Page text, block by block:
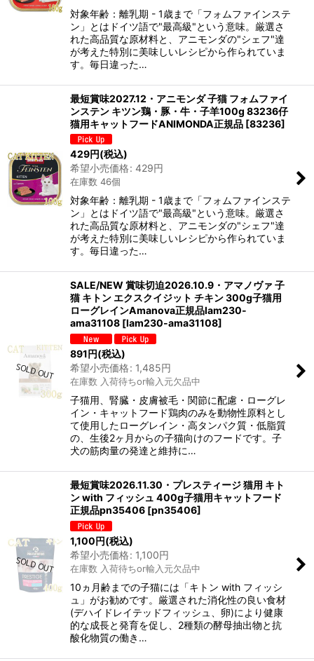
対象年齢：離乳期 - 1歳まで「フォムファインステ
ン」とはドイツ語で"最高級"という意味。厳選さ
れた高品質な原材料と、アニモンダの"シェフ"達
が考えた特別に美味しいレシピから作られていま
す。毎日違った…
最短賞味2027.12・アニモンダ 子猫 フォムファイ
ンステン キツン鶏・豚・牛・子羊100g 83236仔
猫用キャットフードANIMONDA正規品 [83236]
429円(税込)
希望小売価格: 429円
在庫数 46個
対象年齢：離乳期 - 1歳まで「フォムファインステ
ン」とはドイツ語で"最高級"という意味。厳選さ
れた高品質な原材料と、アニモンダの"シェフ"達
が考えた特別に美味しいレシピから作られていま
す。毎日違った…
SALE/NEW 賞味切迫2026.10.9・アマノヴァ 子
猫 キトン エクスクイジット チキン 300g子猫用
ローグレインAmanova正規品lam230-
ama31108 [lam230-ama31108]
891円(税込)
希望小売価格: 1,485円
在庫数 入荷待ちor輸入元欠品中
子猫用、腎臓・皮膚被毛・関節に配慮・ローグレ
イン・キャットフード鶏肉のみを動物性原料とし
て使用したローグレイン・高タンパク質・低脂質
の、生後2ヶ月からの子猫向けのフードです。子
犬の筋肉量の発達と維持に…
最短賞味2026.11.30・プレスティージ 猫用 キト
ン with フィッシュ 400g子猫用キャットフード
正規品pn35406 [pn35406]
1,100円(税込)
希望小売価格: 1,100円
在庫数 入荷待ちor輸入元欠品中
10ヵ月齢までの子猫には「キトン with フィッシ
ュ」がお勧めです。厳選された消化性の良い食材
(デハイドレイテッドフィッシュ、卵)により健康
的な成長と発育を促し、2種類の酵母抽出物と抗
酸化物質の働き…